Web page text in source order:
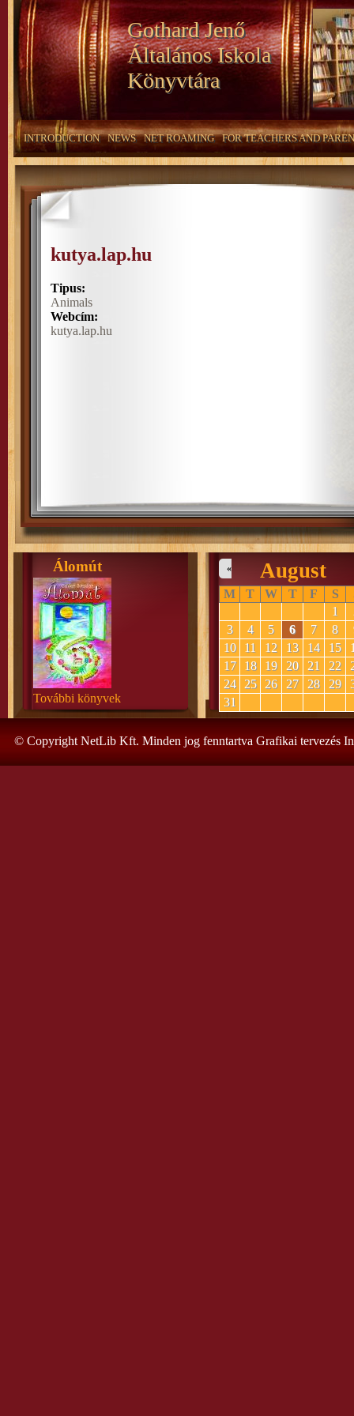
Gothard Jenő
Általános Iskola
Könyvtára
INTRODUCTION NEWS NET ROAMING FOR TEACHERS AND
kutya.lap.hu
Tipus:
Animals
Webcím:
kutya.lap.hu
Álomút
További könyvek
August
«
M T W T F S
1
3
4 5 6 7 8
10
11 12 13 14 15
17
18 19 20 21 22
24
25 26 27 28 29
31
© Copyright NetLib Kft. Minden jog fenntartva Grafikai tervezés